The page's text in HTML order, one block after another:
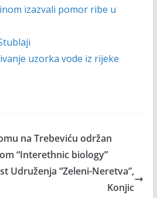
izazvali pomor ribe u
uzorka vode iz rijeke
na Trebeviću održan
“Interethnic biology”
Udruženja “Zeleni-Neretva”,
Konjic